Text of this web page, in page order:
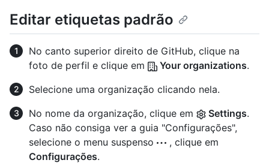
Editar etiquetas padrão
No canto superior direito de GitHub, clique na
foto de perfil e clique em
Your organizations.
Selecione uma organização clicando nela.
No nome da organização, clique em
Settings.
Caso não consiga ver a guia "Configurações",
selecione o menu suspenso
, clique em
Configurações.